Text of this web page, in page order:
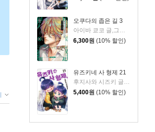
오쿠다의 좁은 길 3
아이바 쿄코 글,그림/이소정 역
6,300원 (10% 할인)
유즈키네 사 형제 21
후지사와 시즈키 글,그림
5,400원 (10% 할인)